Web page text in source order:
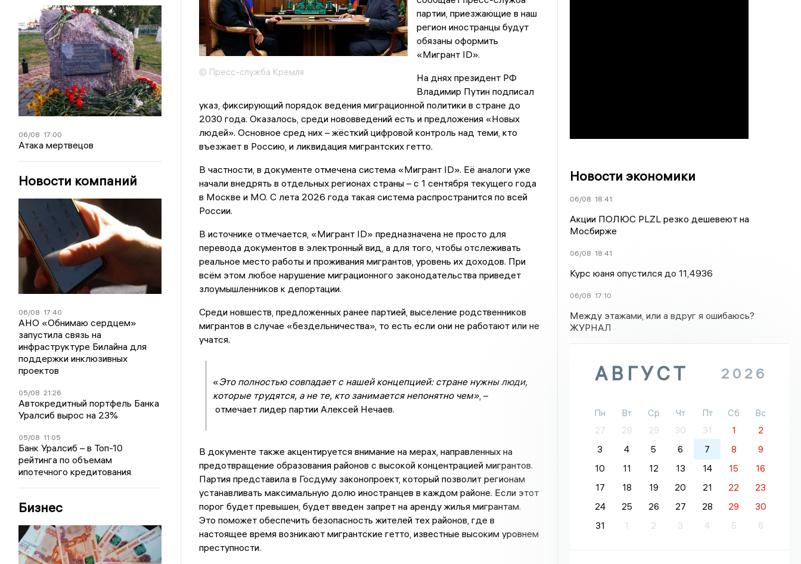
06/08 17:00
Атака мертвецов
Новости компаний
06/08 17:40
АНО «Обнимаю сердцем»
запустила связь на
инфраструктуре Билайна для
поддержки инклюзивных
проектов
05/08 21:26
Автокредитный портфель Банка
Уралсиб вырос на 23%
05/08 11:05
Банк Уралсиб – в Топ-10
рейтинга по объемам
ипотечного кредитования
Бизнес
© Пресс-служба Кремля
партии, приезжающие в наш
регион иностранцы будут
обязаны оформить
«Мигрант ID».
На днях президент РФ
Владимир Путин подписал
указ, фиксирующий порядок ведения миграционной политики в стране до
2030 года. Оказалось, среди нововведений есть и предложения «Новых
людей». Основное сред них – жёсткий цифровой контроль над теми, кто
въезжает в Россию, и ликвидация мигрантских гетто.
В частности, в документе отмечена система «Мигрант ID». Её аналоги уже
начали внедрять в отдельных регионах страны – с 1 сентября текущего года
в Москве и МО. С лета 2026 года такая система распространится по всей
России.
В источнике отмечается, «Мигрант ID» предназначена не просто для
перевода документов в электронный вид, а для того, чтобы отслеживать
реальное место работы и проживания мигрантов, уровень их доходов. При
всём этом любое нарушение миграционного законодательства приведет
злоумышленников к депортации.
Среди новшеств, предложенных ранее партией, выселение родственников
мигрантов в случае «бездельничества», то есть если они не работают или не
учатся.
«Это полностью совпадает с нашей концепцией: стране нужны люди,
которые трудятся, а не те, кто занимается непонятно чем», –
отмечает лидер партии Алексей Нечаев.
В документе также акцентируется внимание на мерах, направленных на
предотвращение образования районов с высокой концентрацией мигрантов.
Партия представила в Госдуму законопроект, который позволит регионам
устанавливать максимальную долю иностранцев в каждом районе. Если этот
порог будет превышен, будет введен запрет на аренду жилья мигрантам.
Это поможет обеспечить безопасность жителей тех районов, где в
настоящее время возникают мигрантские гетто, известные высоким уровнем
преступности.
Новости экономики
06/08 18:41
Акции ПОЛЮС PLZL резко дешевеют на
Мосбирже
06/08 18:41
Курс юаня опустился до 11,4936
06/08 17:10
Между этажами, или а вдруг я ошибаюсь?
ЖУРНАЛ
АВГУСТ 2026
Пн Вт Ср Чт Пт Сб
Вс
27
28 29 30 31 1
2
3
4 5 6 7 8
9
10
11 12 13 14 15
16
17
18 19 20 21 22
23
24
25 26 27 28 29
30
31
1 2 3 4 5 6